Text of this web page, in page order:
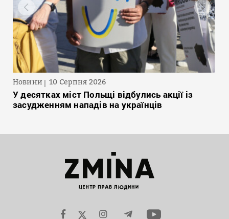
Новини 10 Серпня 2026
У десятках міст Польщі відбулись акції із
засудженням нападів на українців